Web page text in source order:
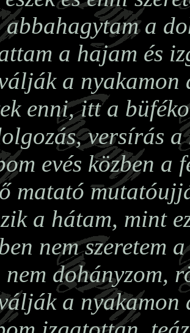
a
a hajam és
a nyakamon
enni, itt a
versírás
evés közben a
matató
a hátam, mint
nem szeretem
dohányzom,
a nyakamon